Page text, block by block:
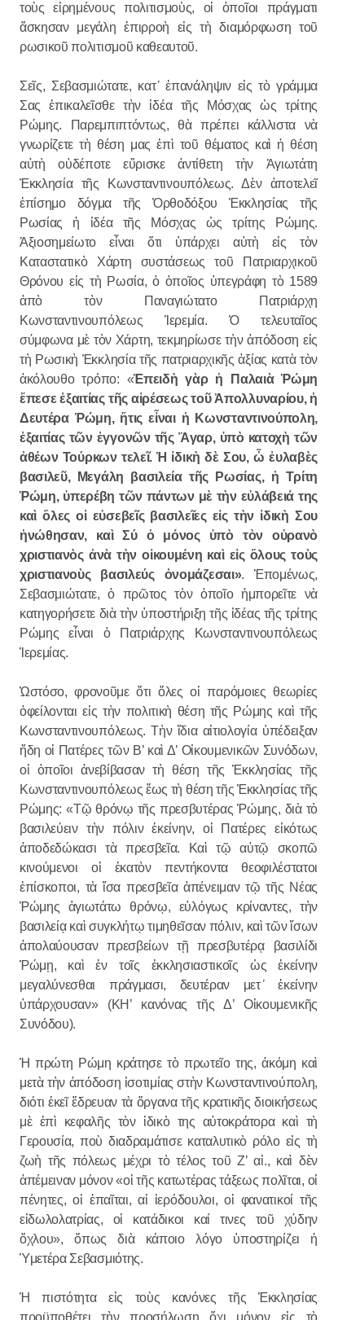
τοὺς εἰρημένους πολιτισμοὺς, οἱ ὁποῖοι πράγματι
ἄσκησαν μεγάλη ἐπιρροὴ εἰς τὴ διαμόρφωση τοῦ
ρωσικοῦ πολιτισμοῦ καθεαυτοῦ.
Σεῖς, Σεβασμιώτατε, κατ᾽ἐπανάληψιν εἰς τὸ γράμμα
Σας ἐπικαλεῖσθε τὴν ἰδέα τῆς Μόσχας ὡς τρίτης
Ρώμης. Παρεμπιπτόντως, θὰ πρέπει κάλλιστα νὰ
γνωρίζετε τὴ θέση μας ἐπὶ τοῦ θέματος καὶ ἡ θέση
αὐτὴ οὐδέποτε εὕρισκε ἀντίθετη τὴν Ἁγιωτάτη
Ἐκκλησία τῆς Κωνσταντινουπόλεως. Δὲν ἀποτελεῖ
ἐπίσημο δόγμα τῆς Ὀρθοδόξου Ἐκκλησίας τῆς
Ρωσίας ἡ ἰδέα τῆς Μόσχας ὡς τρίτης Ρώμης.
Ἀξιοσημείωτο εἶναι ὅτι ὑπάρχει αὐτὴ εἰς τὸν
Καταστατικὸ Χάρτη συστάσεως τοῦ Πατριαρχικοῦ
Θρόνου εἰς τὴ Ρωσία, ὁ ὁποῖος ὑπεγράφη τὸ 1589
ἀπὸ τὸν Παναγιώτατο Πατριάρχη
Κωνσταντινουπόλεως Ἱερεμία. Ὁ τελευταῖος
σύμφωνα μὲ τὸν Χάρτη, τεκμηρίωσε τὴν ἀπόδοση εἰς
τὴ Ρωσικὴ Ἐκκλησία τῆς πατριαρχικῆς ἀξίας κατὰ τὸν
ἀκόλουθο τρόπο: «Ἐπειδὴ γὰρ ἡ Παλαιὰ Ῥώμη
ἔπεσε ἐξαιτίας τῆς αἱρέσεως τοῦ Ἀπολλυναρίου, ἡ
Δευτέρα Ῥώμη, ἥτις εἶναι ἡ Κωνσταντινούπολη,
ἐξαιτίας τῶν ἐγγονῶν τῆς Ἄγαρ, ὑπὸ κατοχὴ τῶν
ἀθέων Τούρκων τελεῖ. Ἡ ἰδικὴ δὲ Σου, ὦ ἐυλαβὲς
βασιλεῦ, Μεγάλη βασιλεία τῆς Ρωσίας, ἡ Τρίτη
Ῥώμη, ὑπερέβη τῶν πάντων μὲ τὴν εὐλάβειά της
καὶ ὅλες οἱ εὐσεβεῖς βασιλεῖες εἰς τὴν ἰδικὴ Σου
ἡνώθησαν, καὶ Σύ ὁ μόνος ὑπὸ τὸν οὐρανὸ
χριστιανὸς ἀνὰ τὴν οἰκουμένη καὶ εἰς ὅλους τοὺς
χριστιανοὺς βασιλεύς ὀνομάζεσαι». Ἑπομένως,
Σεβασμιώτατε, ὁ πρῶτος τὸν ὁποῖο ἠμπορεῖτε νὰ
κατηγορήσετε διὰ τὴν ὑποστήριξη τῆς ἰδέας τῆς τρίτης
Ρώμης εἶναι ὁ Πατριάρχης Κωνσταντινουπόλεως
Ἱερεμίας.
Ὡστόσο, φρονοῦμε ὅτι ὅλες οἱ παρόμοιες θεωρίες
ὀφείλονται εἰς τὴν πολιτικὴ θέση τῆς Ρώμης καὶ τῆς
Κωνσταντινουπόλεως. Τὴν ἴδια αἰτιολογία ὑπέδειξαν
ἤδη οἱ Πατέρες τῶν Β’ καὶ Δ’ Οἰκουμενικῶν Συνόδων,
οἱ ὁποῖοι ἀνεβίβασαν τὴ θέση τῆς Ἐκκλησίας τῆς
Κωνσταντινουπόλεως ἕως τὴ θέση τῆς Ἐκκλησίας τῆς
Ρώμης: «Τῷ θρόνῳ τῆς πρεσβυτέρας Ῥώμης, διὰ τὸ
βασιλεύειν τὴν πόλιν ἐκείνην, οἱ Πατέρες εἰκότως
ἀποδεδώκασι τὰ πρεσβεῖα. Καὶ τῷ αὐτῷ σκοπῶ
κινούμενοι οἱ ἑκατὸν πεντήκοντα θεοφιλέστατοι
ἐπίσκοποι, τὰ ἴσα πρεσβεῖα ἀπένειμαν τῷ τῆς Νέας
Ῥώμης ἁγιωτάτω θρόνῳ, εὐλόγως κρίναντες, τὴν
βασιλείᾳ καὶ συγκλήτῳ τιμηθεῖσαν πόλιν, καὶ τῶν ἴσων
ἀπολαύουσαν πρεσβείων τῇ πρεσβυτέρᾳ βασιλίδι
Ῥώμῃ, καὶ ἐν τοῖς ἐκκλησιαστικοῖς ὡς ἐκείνην
μεγαλύνεσθαι πράγμασι, δευτέραν μετ᾽ἐκείνην
ὑπάρχουσαν» (ΚΗ’ κανόνας τῆς Δ’ Οἰκουμενικῆς
Συνόδου).
Ἡ πρώτη Ρώμη κράτησε τὸ πρωτεῖο της, ἀκόμη καὶ
μετὰ τὴν ἀπόδοση ἰσοτιμίας στὴν Κωνσταντινούπολη,
διότι ἐκεῖ ἕδρευαν τὰ ὄργανα τῆς κρατικῆς διοικήσεως
μὲ ἐπὶ κεφαλῆς τὸν ἰδικὸ της αὐτοκράτορα καὶ τὴ
Γερουσία, ποὺ διαδραμάτισε καταλυτικὸ ρόλο εἰς τὴ
ζωὴ τῆς πόλεως μέχρι τὸ τέλος τοῦ Ζ’ αἰ., καὶ δὲν
ἀπέμειναν μόνον «οἱ τῆς κατωτέρας τάξεως πολῖται, οἱ
πένητες, οἱ ἐπαῖται, αἱ ἱερόδουλοι, οἱ φανατικοί τῆς
εἰδωλολατρίας, οἱ κατάδικοι καί τινες τοῦ χύδην
ὄχλου», ὅπως διὰ κάποιο λόγο ὑποστηρίζει ἡ
Ὑμετέρα Σεβασμιότης.
Ἡ πιστότητα εἰς τοὺς κανόνες τῆς Ἐκκλησίας
προϋποθέτει τὴν προσήλωση ὄχι μόνον εἰς τὸ